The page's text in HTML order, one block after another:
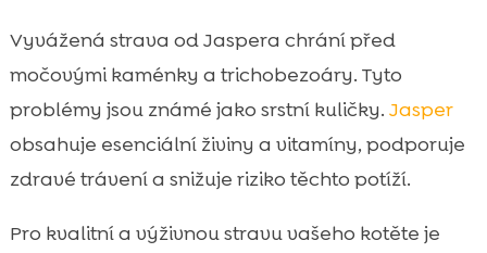
Vyvážená strava od Jaspera chrání před
močovými kaménky a trichobezoáry. Tyto
problémy jsou známé jako srstní kuličky. Jasper
obsahuje esenciální živiny a vitamíny, podporuje
zdravé trávení a snižuje riziko těchto potíží.
Pro kvalitní a výživnou stravu vašeho kotěte je